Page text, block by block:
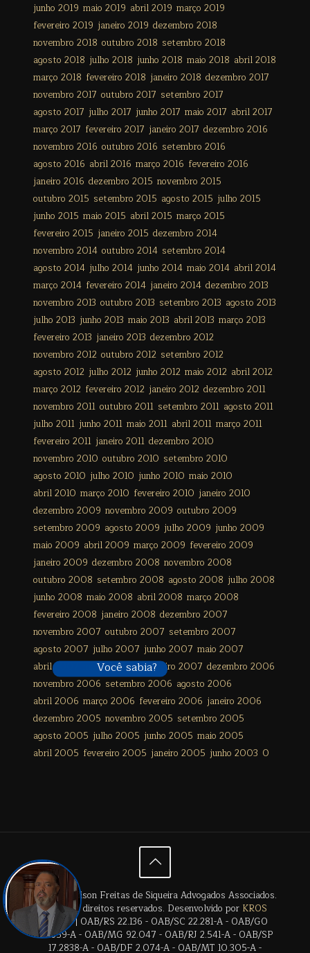
junho 2019 maio 2019 abril 2019 março 2019
fevereiro 2019 janeiro 2019 dezembro 2018
novembro 2018 outubro 2018 setembro 2018
agosto 2018 julho 2018 junho 2018 maio 2018 abril 2018
março 2018 fevereiro 2018 janeiro 2018 dezembro 2017
novembro 2017 outubro 2017 setembro 2017
agosto 2017 julho 2017 junho 2017 maio 2017 abril 2017
março 2017 fevereiro 2017 janeiro 2017 dezembro 2016
novembro 2016 outubro 2016 setembro 2016
agosto 2016 abril 2016 março 2016 fevereiro 2016
janeiro 2016 dezembro 2015 novembro 2015
outubro 2015 setembro 2015 agosto 2015 julho 2015
junho 2015 maio 2015 abril 2015 março 2015
fevereiro 2015 janeiro 2015 dezembro 2014
novembro 2014 outubro 2014 setembro 2014
agosto 2014 julho 2014 junho 2014 maio 2014 abril 2014
março 2014 fevereiro 2014 janeiro 2014 dezembro 2013
novembro 2013 outubro 2013 setembro 2013 agosto 2013
julho 2013 junho 2013 maio 2013 abril 2013 março 2013
fevereiro 2013 janeiro 2013 dezembro 2012
novembro 2012 outubro 2012 setembro 2012
agosto 2012 julho 2012 junho 2012 maio 2012 abril 2012
março 2012 fevereiro 2012 janeiro 2012 dezembro 2011
novembro 2011 outubro 2011 setembro 2011 agosto 2011
julho 2011 junho 2011 maio 2011 abril 2011 março 2011
fevereiro 2011 janeiro 2011 dezembro 2010
novembro 2010 outubro 2010 setembro 2010
agosto 2010 julho 2010 junho 2010 maio 2010
abril 2010 março 2010 fevereiro 2010 janeiro 2010
dezembro 2009 novembro 2009 outubro 2009
setembro 2009 agosto 2009 julho 2009 junho 2009
maio 2009 abril 2009 março 2009 fevereiro 2009
janeiro 2009 dezembro 2008 novembro 2008
outubro 2008 setembro 2008 agosto 2008 julho 2008
junho 2008 maio 2008 abril 2008 março 2008
fevereiro 2008 janeiro 2008 dezembro 2007
novembro 2007 outubro 2007 setembro 2007
agosto 2007 julho 2007 junho 2007 maio 2007
abril 2007
março 2007 fevereiro 2007 dezembro 2006
novembro 2006 setembro 2006 agosto 2006
abril 2006 março 2006 fevereiro 2006 janeiro 2006
dezembro 2005 novembro 2005 setembro 2005
agosto 2005 julho 2005 junho 2005 maio 2005
abril 2005 fevereiro 2005 janeiro 2005 junho 2003 0
© 2024 Édison Freitas de Siqueira Advogados Associados.
Todos os direitos reservados. Desenvolvido por KROS
Digital. | OAB/RS 22.136 - OAB/SC 22.281-A - OAB/GO
28.659-A - OAB/MG 92.047 - OAB/RJ 2.541-A - OAB/SP
17.2838-A - OAB/DF 2.074-A - OAB/MT 10.305-A -
Você sabia?